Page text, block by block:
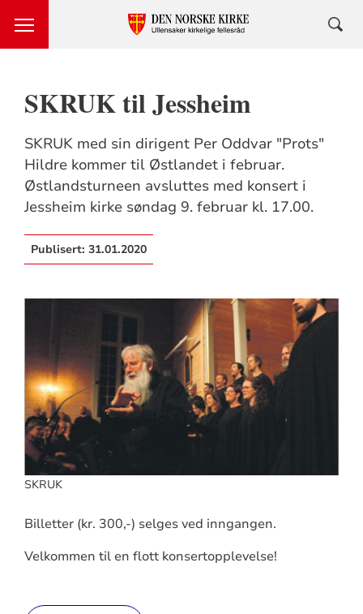
SKRUK til Jessheim
SKRUK med sin dirigent Per Oddvar "Prots"
Hildre kommer til Østlandet i februar.
Østlandsturneen avsluttes med konsert i
Jessheim kirke søndag 9. februar kl. 17.00.
Publisert: 31.01.2020
SKRUK
Billetter (kr. 300,-) selges ved inngangen.
Velkommen til en flott konsertopplevelse!